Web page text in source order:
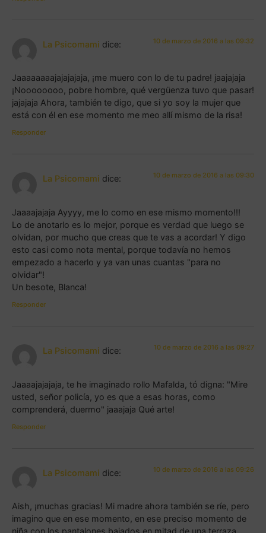
La Psicomami dice: 10 de marzo de 2016 a las 09:32
Jaaaaaaaajajajajaja, ¡me muero con lo de tu padre! jaajajaja
¡Noooooooo, pobre hombre, qué vergüenza tuvo que pasar!
jajajaja Ahora, también te digo, que si yo soy la mujer que
está con él en ese momento me meo allí mismo de la risa!
Responder
La Psicomami dice: 10 de marzo de 2016 a las 09:30
Jaaaajajaja Ayyyy, me lo como en ese mismo momento!!!
Lo de anotarlo es lo mejor, porque es verdad que luego se
olvidan, por mucho que creas que te vas a acordar! Y digo
esto casi como nota mental, porque todavía no hemos
empezado a hacerlo y ya van unas cuantas "para no
olvidar"!
Un besote, Blanca!
Responder
La Psicomami dice: 10 de marzo de 2016 a las 09:27
Jaaaajajajaja, te he imaginado rollo Mafalda, tó digna: "Mire
usted, señor policía, yo es que a esas horas, como
comprenderá, duermo" jaaajaja Qué arte!
Responder
La Psicomami dice: 10 de marzo de 2016 a las 09:26
Aish, ¡muchas gracias! Mi madre ahora también se ríe, pero
imagino que en ese momento, en ese preciso momento de